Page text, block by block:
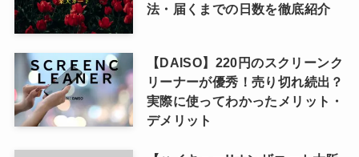
法・届くまでの日数を徹底紹介
【DAISO】220円のスクリーンク
リーナーが優秀！売り切れ続出？
実際に使ってわかったメリット・
デメリット